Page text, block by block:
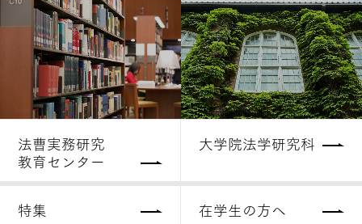
法曹実務研究
教育センター
大学院法学研究科
特集 在学生の方へ